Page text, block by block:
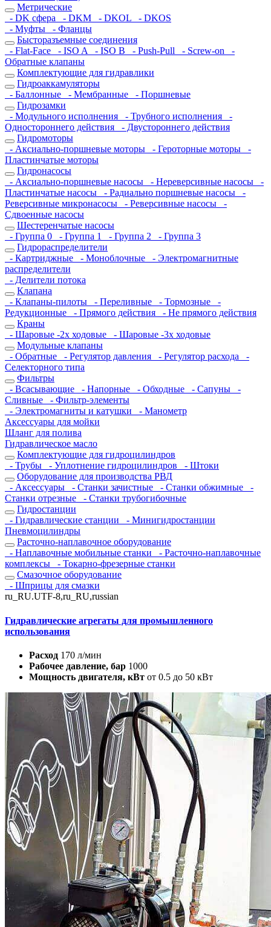
Метрические
- DK сфера
- DKM - DKOL
- DKOS
- Муфты
- Фланцы
Бысторазъемные соединения
- Flat-Face
- ISO A - ISO B - Push-Pull - Screw-on
-
Обратные клапаны
Комплектующие для гидравлики
Гидроаккамуляторы
- Баллонные
- Мембранные
- Поршневые
Гидрозамки
- Модульного исполнения
- Трубного исполнения
-
Одностороннего действия
- Двустороннего действия
Гидромоторы
- Аксиально-поршневые моторы
- Героторные моторы
-
Пластинчатые моторы
Гидронасосы
- Аксиально-поршневые насосы
- Нереверсивные насосы
-
Пластинчатые насосы
- Радиально поршневые насосы
-
Реверсивные микронасосы
- Реверсивные насосы
-
Сдвоенные насосы
Шестеренчатые насосы
- Группа 0
- Группа 1 - Группа 2
- Группа 3
Гидрораспределители
- Картриджные
- Моноблочные
- Электромагнитные
распределители
- Делители потока
Клапана
- Клапаны-пилоты
- Переливные - Тормозные
-
Редукционные
- Прямого действия
- Не прямого действия
Краны
- Шаровые -2х ходовые
- Шаровые -3х ходовые
Модульные клапаны
- Обратные
- Регулятор давления - Регулятор расхода
-
Селекторного типа
Фильтры
- Всасывающие
- Напорные - Обходные - Сапуны
-
Сливные
- Фильтр-элементы
- Электромагниты и катушки
- Манометр
Аксессуары для мойки
Шланг для полива
Гидравлическое масло
Комплектующие для гидроцилиндров
- Трубы
- Уплотнение гидроцилиндров
- Штоки
Оборудование для производства РВД
- Аксессуары
- Станки зачистные - Станки обжимные
-
Станки отрезные
- Станки трубогибочные
Гидростанции
- Гидравлические станции
- Минигидростанции
Пневмоцилиндры
Расточно-наплавочное оборудование
- Наплавочные мобильные станки
- Расточно-наплавочные
комплексы
- Токарно-фрезерные станки
Смазочное оборудование
- Шприцы для смазки
ru_RU.UTF-8,ru_RU,russian
Гидравлические агрегаты для промышленного
использования
Расход 170 л/мин
Рабочее давление, бар 1000
Мощность двигателя, кВт от 0.5 до 50 кВт